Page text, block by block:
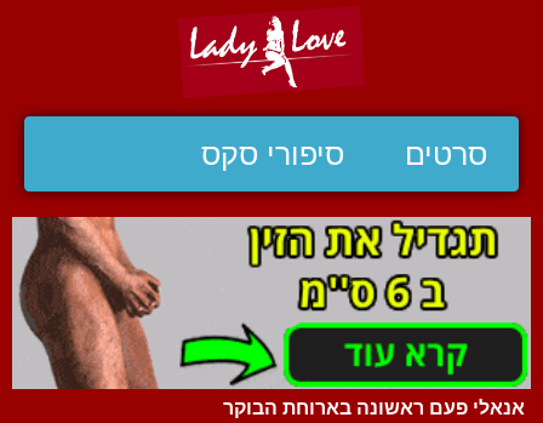
סרטים סיפורי סקס
אנאלי פעם ראשונה בארוחת הבוקר